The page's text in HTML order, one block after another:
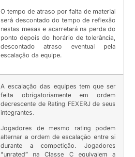
O tempo de atraso por falta de material
será descontado do tempo de reflexão
nestas mesas e acarretará na perda do
ponto depois do horário de tolerância,
descontado atraso eventual pela
escalação da equipe.
A escalação das equipes tem que ser
feita obrigatoriamente em ordem
decrescente de Rating FEXERJ de seus
integrantes.
Jogadores de mesmo rating podem
alternar a ordem de escalação entre si
durante a competição. Jogadores
“unrated” na Classe C equivalem a